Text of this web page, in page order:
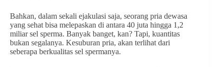
Bahkan, dalam sekali ejakulasi saja, seorang pria dewasa
yang sehat bisa melepaskan di antara 40 juta hingga 1,2
miliar sel sperma. Banyak banget, kan? Tapi, kuantitas
bukan segalanya. Kesuburan pria, akan terlihat dari
seberapa berkualitas sel spermanya.